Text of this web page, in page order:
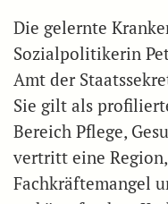
Die gelernte
Sozialpolitikerin
Amt der
Sie gilt als
Bereich Pflege,
vertritt eine
Fachkräftemangel